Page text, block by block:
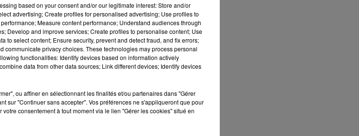
based on your consent and/or our legitimate interest: Store and/or
advertising; Create profiles for personalised advertising; Use profiles to
Measure content performance; Understand audiences through
Develop and improve services; Create profiles to personalise content; Use
to select content; Ensure security, prevent and detect fraud, and fix errors;
communicate privacy choices. These technologies may process personal
functionalities: Identify devices based on information actively
data from other data sources; Link different devices; Identify devices
ou affiner en sélectionnant les finalités et/ou partenaires dans "Gérer
sur "Continuer sans accepter". Vos préférences ne s'appliqueront que pour
consentement à tout moment via le lien "Gérer les cookies" situé en